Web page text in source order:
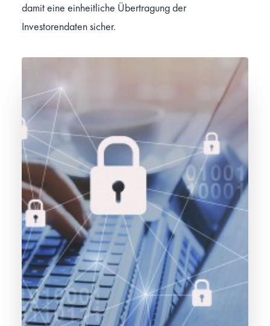
damit eine einheitliche Übertragung der
Investorendaten sicher.